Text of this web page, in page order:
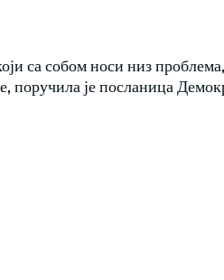
са собом носи низ
поручила је посланица